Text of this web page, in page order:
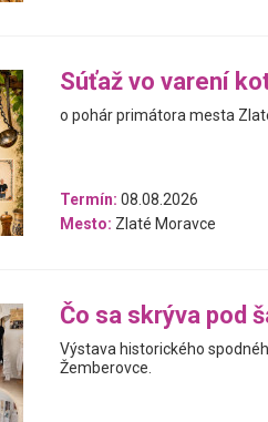
Súťaž vo varení
o pohár primátora mesta
Termín: 08.08.2026
Mesto: Zlaté Moravce
Čo sa skrýva pod
Výstava historického
Žemberovce.